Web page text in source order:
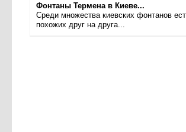
Фонтаны Термена в Киеве...
Среди множества киевских фонтанов
похожих друг на друга...